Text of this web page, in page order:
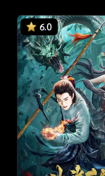
6.0